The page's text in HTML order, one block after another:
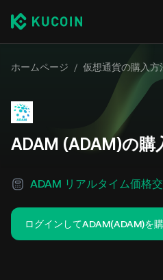
ホームページ / 仮想通貨の購入方
ADAM (ADAM)の購
ADAM リアルタイム価格
ログインしてADAM(ADAM)を